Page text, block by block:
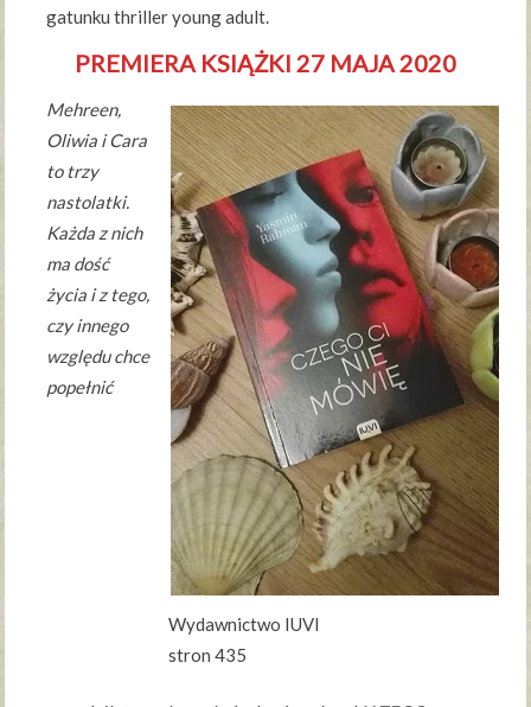
gatunku thriller young adult.
PREMIERA KSIĄŻKI 27 MAJA 2020
Wydawnictwo IUVI
stron 435
Mehreen,
Oliwia i Cara
to trzy
nastolatki.
Każda z nich
ma dość
życia i z tego,
czy innego
względu chce
popełnić